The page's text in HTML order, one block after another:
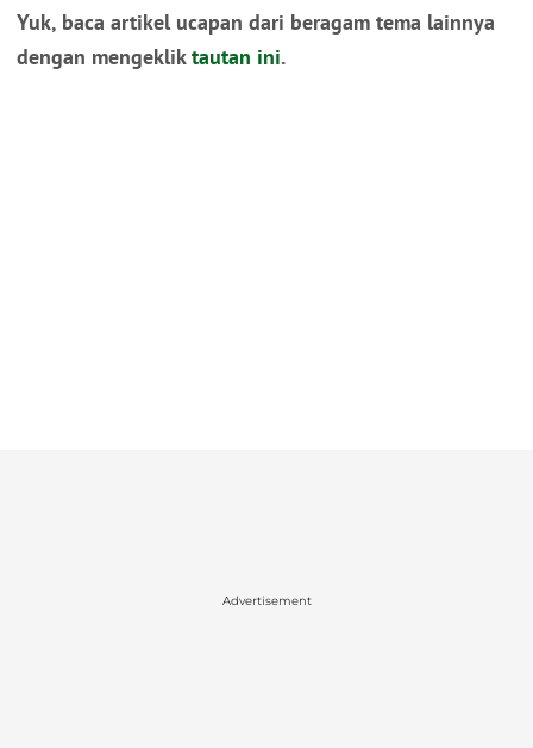
Yuk, baca artikel ucapan dari beragam tema lainnya
dengan mengekliktautan ini.
Advertisement